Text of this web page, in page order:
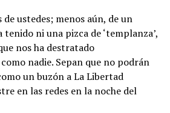
ustedes; menos aún, de un
ni una pizca de ‘templanza’,
nos ha destratado
nadie. Sepan que no podrán
un buzón a La Libertad
en las redes en la noche del